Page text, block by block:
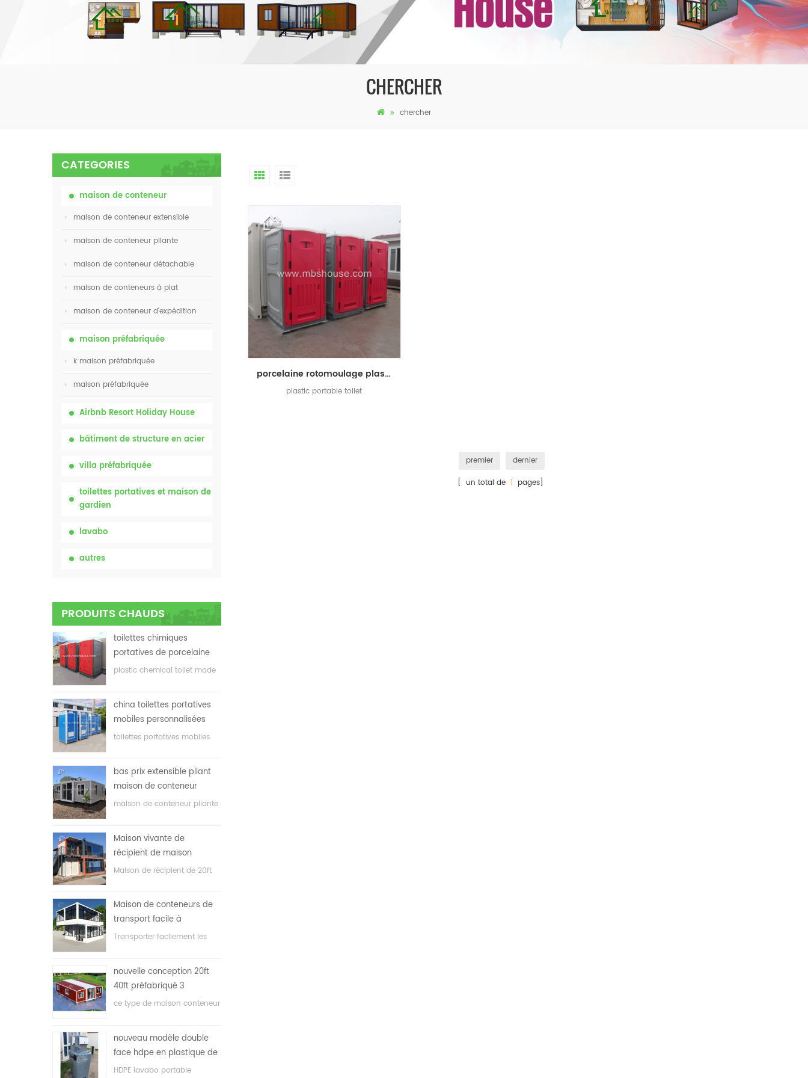
CHERCHER
chercher
CATEGORIES
maison de conteneur
maison de conteneur extensible
maison de conteneur pliante
maison de conteneur détachable
maison de conteneurs à plat
maison de conteneur d'expédition
maison préfabriquée
k maison préfabriquée
maison préfabriquée
Airbnb Resort Holiday House
bâtiment de structure en acier
villa préfabriquée
toilettes portatives et maison de
gardien
lavabo
autres
PRODUITS CHAUDS
toilettes chimiques
portatives de porcelaine
avec le prix bas
plastic chemical toilet made
china toilettes portatives
mobiles personnalisées
bon marché pour le
toilettes portatives mobiles
construction
bas prix extensible pliant
maison de conteneur
maison de conteneur pliante
Maison vivante de
récipient de maison
préfabriquée de preuve de
Maison de récipient de 20ft
Maison de conteneurs de
transport facile à
assembler et pratique
Transporter facilement les
nouvelle conception 20ft
40ft préfabriqué 3
chambres minuscule
ce type de maison conteneur
chambres, une salle de bain
et avec système électrique.
nouveau modèle double
face hdpe en plastique de
luxe public lavabo lavabo
HDPE lavabo portable
porcelaine rotomoulage plastique extérieure de toilette mobile portable
plastic portable toilet
premier
dernier
[ un total de 1 pages]
mbshou
se.com